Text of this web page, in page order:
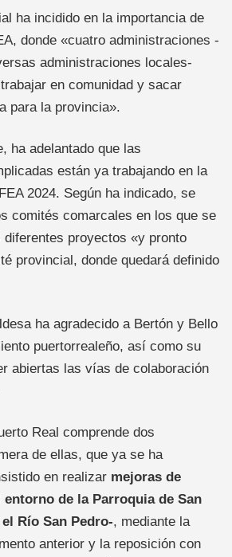
ha incidido en la importancia de
donde «cuatro administraciones -
administraciones locales-
en comunidad y sacar
para la provincia».
ha adelantado que las
están ya trabajando en la
2024. Según ha indicado, se
comités comarcales en los que se
proyectos «y pronto
provincial, donde quedará definido
ha agradecido a Bertón y Bello
puertorrealeño, así como su
abiertas las vías de colaboración
Real comprende dos
de ellas, que ya se ha
en realizar mejoras de
de la Parroquia de San
Río San Pedro-, mediante la
anterior y la reposición con